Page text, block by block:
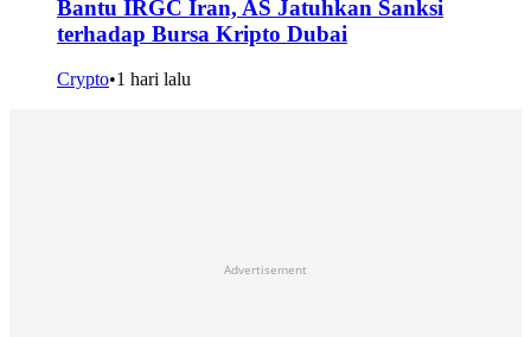
Bantu IRGC Iran, AS Jatuhkan Sanksi
terhadap Bursa Kripto Dubai
Crypto•1 hari lalu
Advertisement